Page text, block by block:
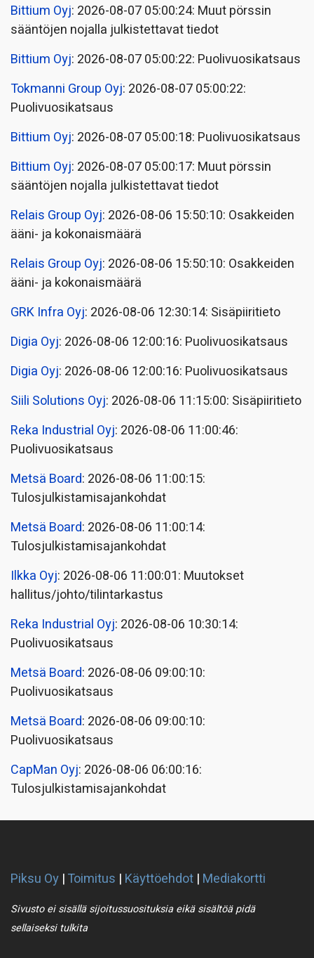
Bittium Oyj: 2026-08-07 05:00:24: Muut pörssin
sääntöjen nojalla julkistettavat tiedot
Bittium Oyj: 2026-08-07 05:00:22: Puolivuosikatsaus
Tokmanni Group Oyj: 2026-08-07 05:00:22:
Puolivuosikatsaus
Bittium Oyj: 2026-08-07 05:00:18: Puolivuosikatsaus
Bittium Oyj: 2026-08-07 05:00:17: Muut pörssin
sääntöjen nojalla julkistettavat tiedot
Relais Group Oyj: 2026-08-06 15:50:10: Osakkeiden
ääni- ja kokonaismäärä
Relais Group Oyj: 2026-08-06 15:50:10: Osakkeiden
ääni- ja kokonaismäärä
GRK Infra Oyj: 2026-08-06 12:30:14: Sisäpiiritieto
Digia Oyj: 2026-08-06 12:00:16: Puolivuosikatsaus
Digia Oyj: 2026-08-06 12:00:16: Puolivuosikatsaus
Siili Solutions Oyj: 2026-08-06 11:15:00: Sisäpiiritieto
Reka Industrial Oyj: 2026-08-06 11:00:46:
Puolivuosikatsaus
Metsä Board: 2026-08-06 11:00:15:
Tulosjulkistamisajankohdat
Metsä Board: 2026-08-06 11:00:14:
Tulosjulkistamisajankohdat
Ilkka Oyj: 2026-08-06 11:00:01: Muutokset
hallitus/johto/tilintarkastus
Reka Industrial Oyj: 2026-08-06 10:30:14:
Puolivuosikatsaus
Metsä Board: 2026-08-06 09:00:10:
Puolivuosikatsaus
Metsä Board: 2026-08-06 09:00:10:
Puolivuosikatsaus
CapMan Oyj: 2026-08-06 06:00:16:
Tulosjulkistamisajankohdat
Piksu Oy |Toimitus | Käyttöehdot | Mediakortti
Sivusto ei sisällä sijoitussuosituksia eikä sisältöä pidä
sellaiseksi tulkita